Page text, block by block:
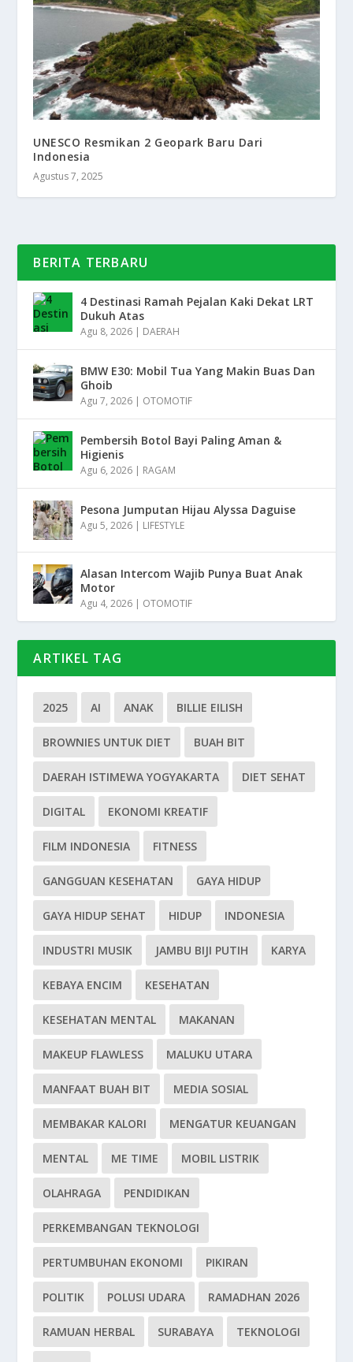
UNESCO Resmikan 2 Geopark Baru Dari
Indonesia
Agustus 7, 2025
BERITA TERBARU
4 Destinasi Ramah Pejalan Kaki Dekat LRT
Dukuh Atas
Agu 8, 2026 | DAERAH
BMW E30: Mobil Tua Yang Makin Buas Dan
Ghoib
Agu 7, 2026 | OTOMOTIF
Pembersih Botol Bayi Paling Aman &
Higienis
Agu 6, 2026 | RAGAM
Pesona Jumputan Hijau Alyssa Daguise
Agu 5, 2026 | LIFESTYLE
Alasan Intercom Wajib Punya Buat Anak
Motor
Agu 4, 2026 | OTOMOTIF
ARTIKEL TAG
2025 AI ANAK BILLIE EILISH
BROWNIES UNTUK DIET BUAH BIT
DAERAH ISTIMEWA YOGYAKARTA DIET SEHAT
DIGITAL EKONOMI KREATIF
FILM INDONESIA FITNESS
GANGGUAN KESEHATAN GAYA HIDUP
GAYA HIDUP SEHAT HIDUP INDONESIA
INDUSTRI MUSIK JAMBU BIJI PUTIH KARYA
KEBAYA ENCIM KESEHATAN
KESEHATAN MENTAL MAKANAN
MAKEUP FLAWLESS MALUKU UTARA
MANFAAT BUAH BIT MEDIA SOSIAL
MEMBAKAR KALORI MENGATUR KEUANGAN
MENTAL ME TIME MOBIL LISTRIK
OLAHRAGA PENDIDIKAN
PERKEMBANGAN TEKNOLOGI
PERTUMBUHAN EKONOMI PIKIRAN
POLITIK POLUSI UDARA RAMADHAN 2026
RAMUAN HERBAL SURABAYA TEKNOLOGI